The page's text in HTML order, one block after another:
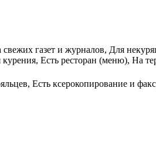
газет и журналов, Для
Есть ресторан (меню), На
Есть ксерокопирование и